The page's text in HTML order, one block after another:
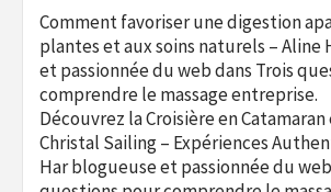
Comment favoriser une digestion
plantes et aux soins naturels – Aline
et passionnée du webdans Trois
comprendre le massage entreprise.
Découvrez la Croisière en Catamaran
Christal Sailing – Expériences
Har blogueuse et passionnée du web